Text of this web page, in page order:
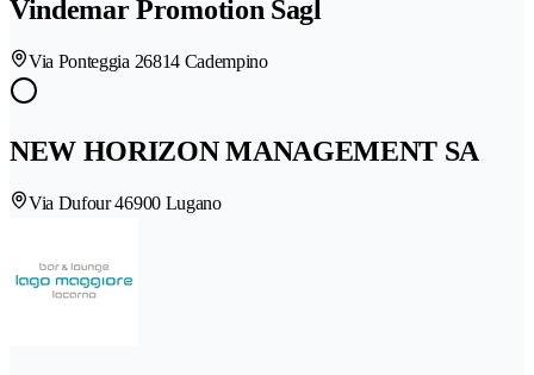
Vindemar Promotion Sagl
Via Ponteggia 26814 Cadempino
NEW HORIZON MANAGEMENT SA
Via Dufour 46900 Lugano